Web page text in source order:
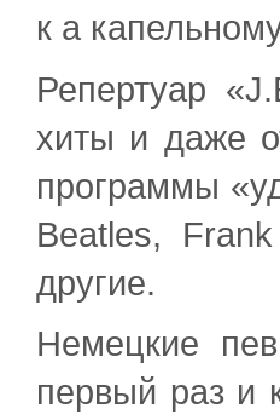
к а
Репертуар
хиты и даже
программы
Beatles,
другие.
Немецкие
первый раз и